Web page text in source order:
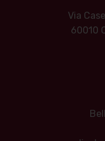
Via
60010